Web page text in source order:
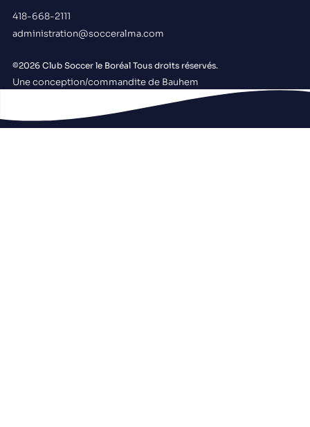
418-668-2111
administration@socceralma.com
©2026 Club Soccer le Boréal Tous droits réservés.
Une conception/commandite de Bauhem